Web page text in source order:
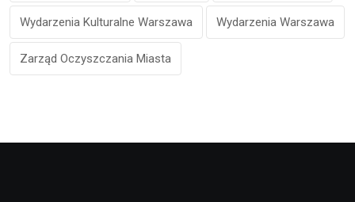
Wydarzenia Kulturalne Warszawa Wydarzenia Warszawa
Zarząd Oczyszczania Miasta